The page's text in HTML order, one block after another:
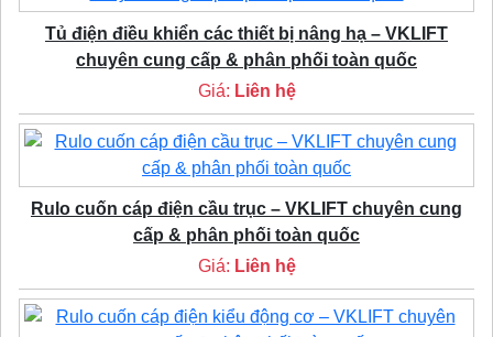
Tủ điện điều khiển các thiết bị nâng hạ – VKLIFT
chuyên cung cấp & phân phối toàn quốc
Giá: Liên hệ
Rulo cuốn cáp điện cầu trục – VKLIFT chuyên cung
cấp & phân phối toàn quốc
Giá: Liên hệ